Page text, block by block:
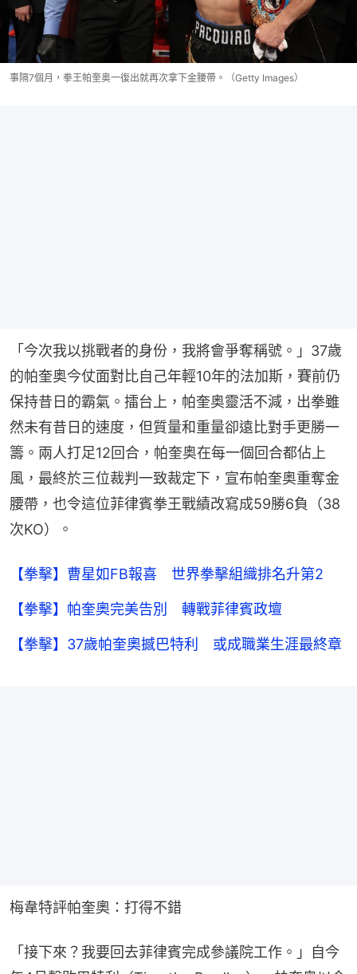
事隔7個月，拳王帕奎奥一復出就再次拿下金腰帶。（Getty Images）
「今次我以挑戰者的身份，我將會爭奪稱號。」37歲
的帕奎奥今仗面對比自己年輕10年的法加斯，賽前仍
保持昔日的霸氣。擂台上，帕奎奥靈活不減，出拳雖
然未有昔日的速度，但質量和重量卻遠比對手更勝一
籌。兩人打足12回合，帕奎奥在每一個回合都佔上
風，最終於三位裁判一致裁定下，宣布帕奎奥重奪金
腰帶，也令這位菲律賓拳王戰績改寫成59勝6負（38
次KO）。
【拳擊】曹星如FB報喜 世界拳擊組織排名升第2
【拳擊】帕奎奧完美告別 轉戰菲律賓政壇
【拳擊】37歲帕奎奧撼巴特利 或成職業生涯最終章
梅韋特評帕奎奧：打得不錯
「接下來？我要回去菲律賓完成參議院工作。」自今